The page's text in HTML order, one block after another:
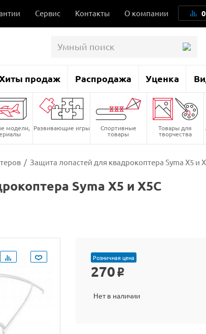
Сервис Контакты О компании 0
продаж Распродажа Уценка
модели, Развивающие игры Спортивные
товары
Товары для
творчества
/ Защита лопастей для квадрокоптера Syma X5 и
Syma X5 и X5C
Розничная цена
270 o
Нет в наличии